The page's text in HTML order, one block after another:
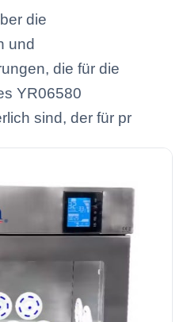
die
und
die für die
YR06580
sind, der für pr